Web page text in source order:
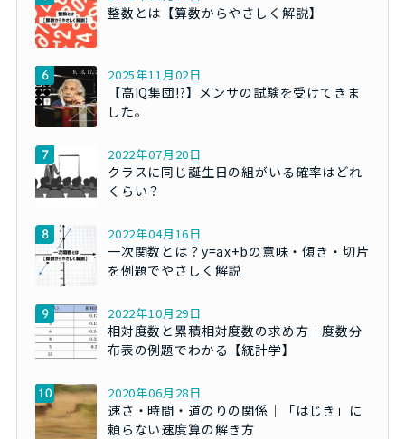
整数とは【算数からやさしく解説】
2025年11月02日
【高IQ集団!?】メンサの試験を受けてきま
した。
2022年07月20日
クラスに同じ誕生日の組がいる確率はどれ
くらい？
2022年04月16日
一次関数とは？y=ax+bの意味・傾き・切片
を例題でやさしく解説
2022年10月29日
相対度数と累積相対度数の求め方｜度数分
布表の例題でわかる【統計学】
2020年06月28日
速さ・時間・道のりの関係｜「はじき」に
頼らない速度算の解き方